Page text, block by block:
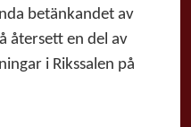
betänkandet av
återsett en del av
i Rikssalen på